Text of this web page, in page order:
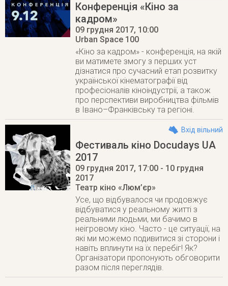
Конференція «Кіно за
кадром»
09 грудня 2017, 10:00
Urban Space 100
«Кіно за кадром» - конференція, на якій
ви матимете змогу з перших уст
дізнатися про сучасний етап розвитку
української кінематографії від
професіоналів кіноіндустрії, а також
про перспективи виробництва фільмів
в Івано–Франківську та регіоні.
Вхід вільний
Фестиваль кіно Docudays UA
2017
09 грудня 2017, 17:00 - 10 грудня
2017
Театр кіно «Люм’єр»
Усе, що відбувалося чи продовжує
відбуватися у реальному житті з
реальними людьми, ми бачимо в
неігровому кіно. Часто - це ситуації, на
які ми можемо подивитися зі сторони і
навіть вплинути на їх перебіг! Як?
Організатори пропонують обговорити
разом після переглядів.